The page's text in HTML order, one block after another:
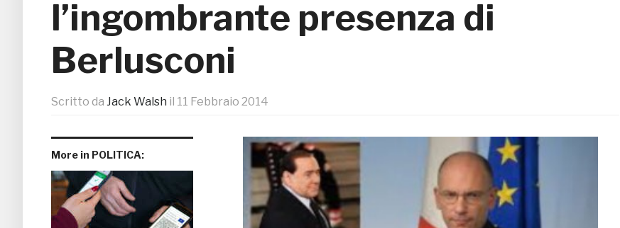
l’ingombrante presenza di
Berlusconi
Scritto da Jack Walsh il 11 Febbraio 2014
More in POLITICA: